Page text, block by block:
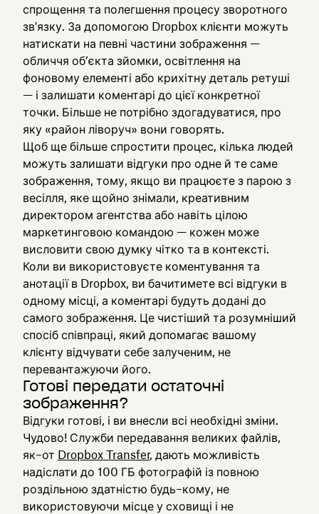
спрощення та полегшення процесу зворотного
зв'язку. За допомогою Dropbox клієнти можуть
натискати на певні частини зображення —
обличчя об’єкта зйомки, освітлення на
фоновому елементі або крихітну деталь ретуші
— і залишати коментарі до цієї конкретної
точки. Більше не потрібно здогадуватися, про
яку «район ліворуч» вони говорять.
Щоб ще більше спростити процес, кілька людей
можуть залишати відгуки про одне й те саме
зображення, тому, якщо ви працюєте з парою з
весілля, яке щойно знімали, креативним
директором агентства або навіть цілою
маркетинговою командою — кожен може
висловити свою думку чітко та в контексті.
Коли ви використовуєте коментування та
анотації в Dropbox, ви бачитимете всі відгуки в
одному місці, а коментарі будуть додані до
самого зображення. Це чистіший та розумніший
спосіб співпраці, який допомагає вашому
клієнту відчувати себе залученим, не
перевантажуючи його.
Готові передати остаточні
зображення?
Відгуки готові, і ви внесли всі необхідні зміни.
Чудово! Служби передавання великих файлів,
як–от Dropbox Transfer, дають можливість
надіслати до 100 ГБ фотографій із повною
роздільною здатністю будь–кому, не
використовуючи місце у сховищі і не